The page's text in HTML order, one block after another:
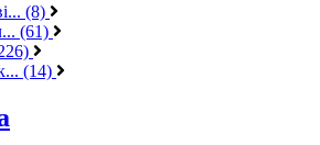
(8)
(61)
(14)